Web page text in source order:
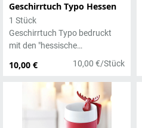
Geschirrtuch Typo Hessen
10,00 € 10,00 €/Stück
1 Stück
Geschirrtuch Typo bedruckt
mit den "hessische